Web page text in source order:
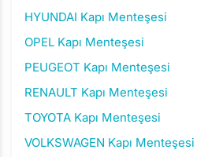
HYUNDAI Kapı Menteşesi
OPEL Kapı Menteşesi
PEUGEOT Kapı Menteşesi
RENAULT Kapı Menteşesi
TOYOTA Kapı Menteşesi
VOLKSWAGEN Kapı Menteşesi